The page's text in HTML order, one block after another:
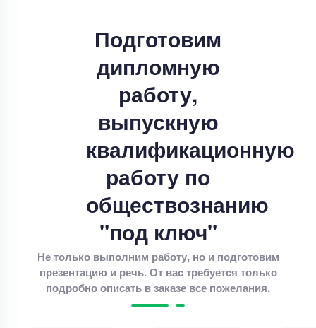
Подготовим
дипломную
работу,
выпускную
квалификационную
работу по
обществознанию
"под ключ"
Не только выполним работу, но и подготовим
презентацию и речь. От вас требуется только
подробно описать в заказе все пожелания.
4000 ₽
Дипломная работа
рыночная стоимость
Уникальность 85%
Срок выполнения 11 дней
Дипломная работа
Совершенствование разброчно- сборочных
работа по ремонте автотракторных двигателей .